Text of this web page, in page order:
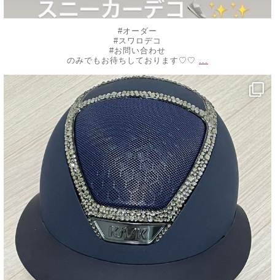
#オーダー
#スワロデコ
#お問い合わせ
のみでもお待ちしております♡♡
decojewelrymahalo
10月 20